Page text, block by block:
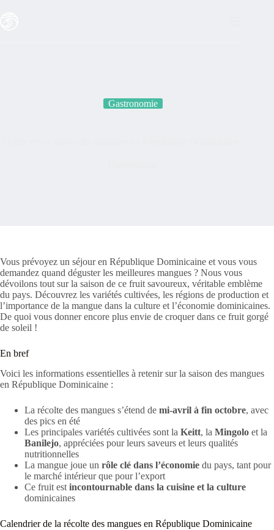
Gastronomie
Vous prévoyez un séjour en République Dominicaine et vous vous
demandez quand déguster les meilleures mangues ? Nous vous
dévoilons tout sur la saison de ce fruit savoureux, véritable emblème
du pays. Découvrez les variétés cultivées, les régions de production et
l’importance de la mangue dans la culture et l’économie dominicaines.
De quoi vous donner encore plus envie de croquer dans ce fruit gorgé
de soleil !
En bref
Voici les informations essentielles à retenir sur la saison des mangues
en République Dominicaine :
La récolte des mangues s’étend de mi-avril à fin octobre, avec
des pics en été
Les principales variétés cultivées sont la Keitt, la Mingolo et la
Banilejo, appréciées pour leurs saveurs et leurs qualités
nutritionnelles
La mangue joue un rôle clé dans l’économie du pays, tant pour
le marché intérieur que pour l’export
Ce fruit est incontournable dans la cuisine et la culture
dominicaines
Calendrier de la récolte des mangues en République Dominicaine